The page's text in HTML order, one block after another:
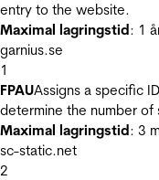
entry to the website.
Maximal lagringstid: 1
garnius.se
1
FPAUAssigns a specific
determine the number of
Maximal lagringstid: 3
sc-static.net
2